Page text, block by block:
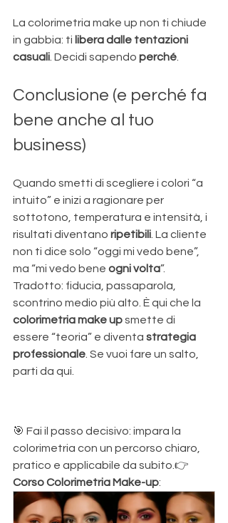
La colorimetria make up non ti chiude
in gabbia: ti libera dalle tentazioni
casuali. Decidi sapendo perché.
Conclusione (e perché fa
bene anche al tuo
business)
Quando smetti di scegliere i colori “a
intuito” e inizi a ragionare per
sottotono, temperatura e intensità, i
risultati diventano ripetibili. La cliente
non ti dice solo “oggi mi vedo bene”,
ma “mi vedo bene ogni volta”.
Tradotto: fiducia, passaparola,
scontrino medio più alto. È qui che la
colorimetria make up smette di
essere “teoria” e diventa strategia
professionale. Se vuoi fare un salto,
parti da qui.
🎯 Fai il passo decisivo: impara la
colorimetria con un percorso chiaro,
pratico e applicabile da subito.👉
Corso Colorimetria Make-up: